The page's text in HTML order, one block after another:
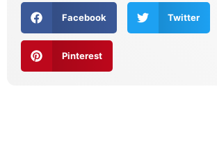
Facebook Twitter
Pinterest